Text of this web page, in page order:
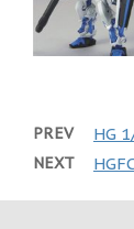
PREV HG
NEXT